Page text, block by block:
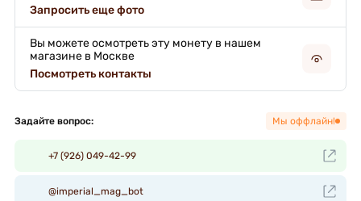
Запросить еще фото
Вы можете осмотреть эту монету в нашем
магазине в Москве
Посмотреть контакты
Задайте вопрос: Мы оффлайн!
+7 (926) 049-42-99
@imperial_mag_bot